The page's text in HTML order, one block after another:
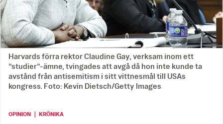
Harvards förra rektor Claudine Gay, verksam inom ett
”studier”-ämne, tvingades att avgå då hon inte kunde ta
avstånd från antisemitism i sitt vittnesmål till USAs
kongress. Foto: Kevin Dietsch/Getty Images
OPINION ｜ KRÖNIKA